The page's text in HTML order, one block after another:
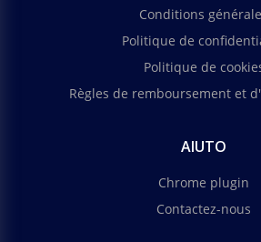
Conditions
Politique de
Politique de
Règles de remboursement et
AIUTO
Chrome plugin
Contactez-nous